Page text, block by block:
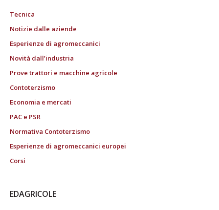
Tecnica
Notizie dalle aziende
Esperienze di agromeccanici
Novità dall’industria
Prove trattori e macchine agricole
Contoterzismo
Economia e mercati
PAC e PSR
Normativa Contoterzismo
Esperienze di agromeccanici europei
Corsi
EDAGRICOLE